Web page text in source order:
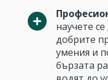
научете
добрите
умения и
бързата